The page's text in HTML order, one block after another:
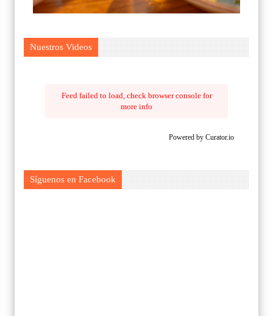
Nuestros Videos
Feed failed to load, check browser console for
more info
Powered by Curator.io
Síguenos en Facebook